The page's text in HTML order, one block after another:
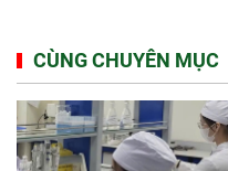
CÙNG CHUYÊN MỤC